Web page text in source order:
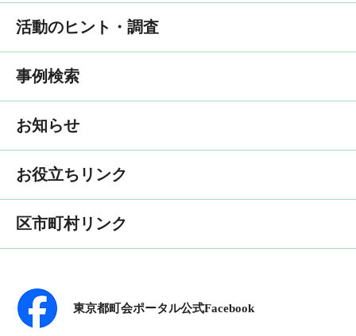
活動のヒント・調査
事例検索
お知らせ
お役立ちリンク
区市町村リンク
東京都町会ポータル公式Facebook